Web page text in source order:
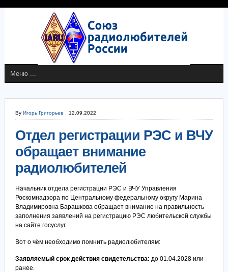
By Игорь Григорьев 12.09.2022
Отдел регистрации РЭС и ВЧУ
обращает внимание
радиолюбителей
Начальник отдела регистрации РЭС и ВЧУ Управления
Роскомнадзора по Центральному федеральному округу Марина
Владимировна Барашкова обращает внимание на правильность
заполнения заявлений на регистрацию РЭС любительской службы
на сайте госуслуг.
Вот о чём необходимо помнить радиолюбителям:
Заявляемый срок действия свидетельства: до 01.04.2028 или
ранее.